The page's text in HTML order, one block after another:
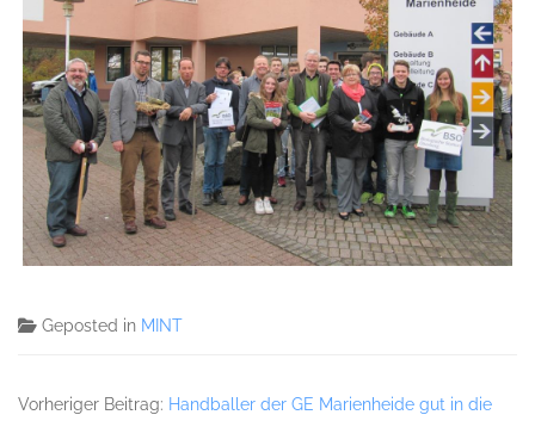
Geposted in MINT
Vorheriger Beitrag: Handballer der GE Marienheide gut in die